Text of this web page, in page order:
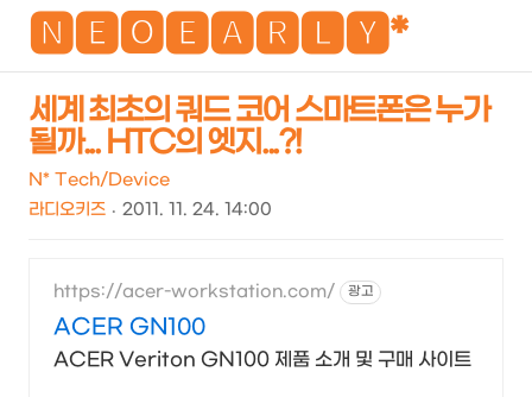
🅽🅴🅾🅴🅰🆁🅻🆈*
세계 최초의 쿼드 코어 스마트폰은 누가
될까... HTC의 엣지...?!
N* Tech/Device
라디오키즈
2011. 11. 24. 14:00
https://acer-workstation.com/ 광고
ACER GN100
ACER Veriton GN100 제품 소개 및 구매 사이트